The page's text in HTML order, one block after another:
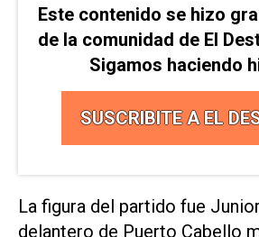
Este contenido se hizo
de la comunidad de El
Sigamos haciendo
SUSCRIBITE A EL
La figura del partido fue
delantero de Puerto Cabello